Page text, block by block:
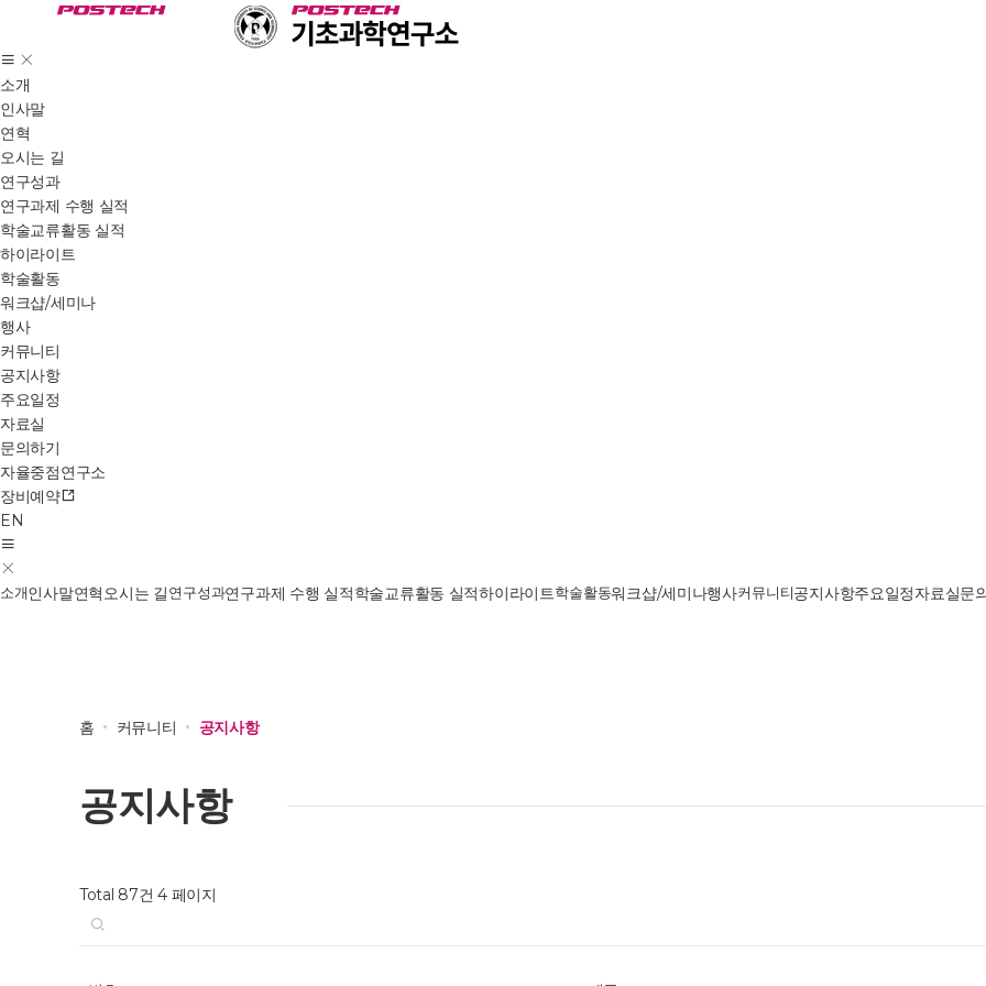
소개
인사말
연혁
오시는 길
연구성과
연구과제 수행 실적
학술교류활동 실적
하이라이트
학술활동
워크샵/세미나
행사
커뮤니티
공지사항
주요일정
자료실
문의하기
자율중점연구소
장비예약
EN
소개인사말연혁오시는 길연구성과연구과제 수행 실적학술교류활동 실적하이라이트학술활동워크샵/세미나행사커뮤니티공지사항주요일정자료실문
홈 커뮤니티 공지사항
공지사항
Total 87건 4 페이지